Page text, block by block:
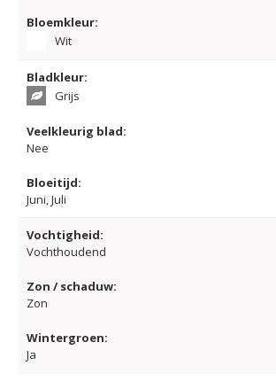
Bloemkleur:
Wit
Bladkleur:
Grijs
Veelkleurig blad:
Nee
Bloeitijd:
Juni, Juli
Vochtigheid:
Vochthoudend
Zon / schaduw:
Zon
Wintergroen:
Ja